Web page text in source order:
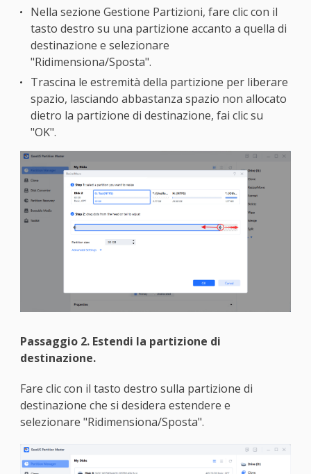
Nella sezione Gestione Partizioni, fare clic con il
tasto destro su una partizione accanto a quella di
destinazione e selezionare
"Ridimensiona/Sposta".
Trascina le estremità della partizione per liberare
spazio, lasciando abbastanza spazio non allocato
dietro la partizione di destinazione, fai clic su
"OK".
Passaggio 2. Estendi la partizione di
destinazione.
Fare clic con il tasto destro sulla partizione di
destinazione che si desidera estendere e
selezionare "Ridimensiona/Sposta".